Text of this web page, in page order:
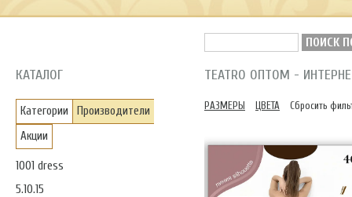
ПОИСК
КАТАЛОГ
Категории
Производители
Акции
1001 dress
5.10.15
TEATRO ОПТОМ -
РАЗМЕРЫ ЦВЕТА Сбросить